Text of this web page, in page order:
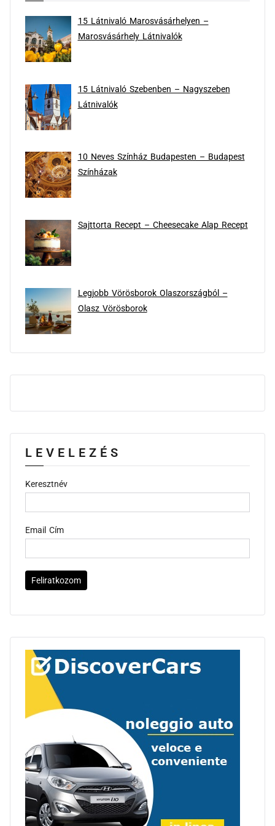
15 Látnivaló Marosvásárhelyen –
Marosvásárhely Látnivalók
15 Látnivaló Szebenben – Nagyszeben
Látnivalók
10 Neves Színház Budapesten – Budapest
Színházak
Sajttorta Recept – Cheesecake Alap Recept
Legjobb Vörösborok Olaszországból –
Olasz Vörösborok
LEVELEZÉS
Keresztnév
Email Cím